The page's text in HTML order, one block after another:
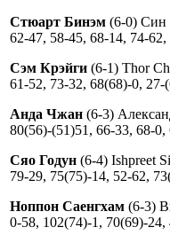
Стюарт Бинэм (6-0) Син
62-47, 58-45, 68-14, 74-
Сэм Крэйги (6-1) Thor
61-52, 73-32, 68(68)-0,
Анда Чжан (6-3)
80(56)-(51)51, 66-33, 68-
Сяо Годун (6-4) Ishpreet
79-29, 75(75)-14, 52-62,
Ноппон Саенгхам (6-3)
0-58, 102(74)-1, 70(69)-